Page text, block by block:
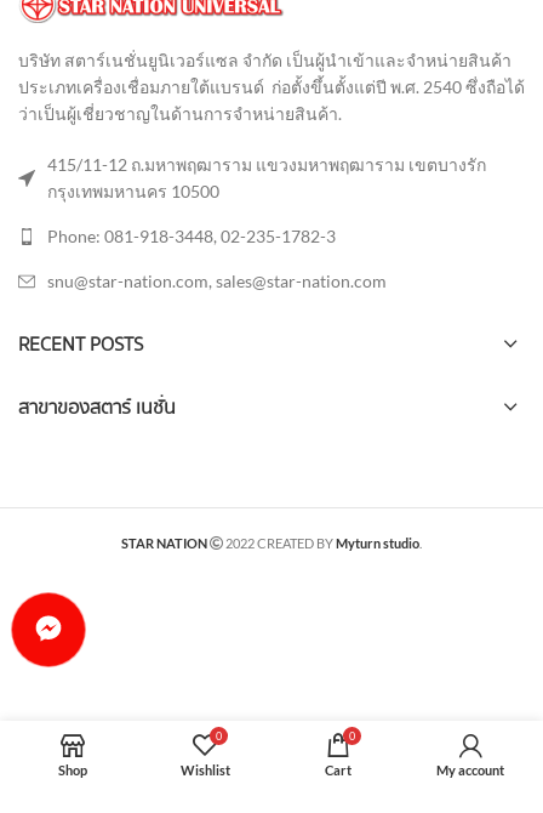
บริษัท สตาร์เนชั่นยูนิเวอร์แซล จำกัด เป็นผู้นำเข้าและจำหน่ายสินค้า
ประเภทเครื่องเชื่อมภายใต้แบรนด์ ก่อตั้งขึ้นตั้งแต่ปี พ.ศ. 2540 ซึ่งถือได้
ว่าเป็นผู้เชี่ยวชาญในด้านการจำหน่ายสินค้า.
415/11-12 ถ.มหาพฤฒาราม แขวงมหาพฤฒาราม เขตบางรัก
กรุงเทพมหานคร 10500
Phone: 081-918-3448, 02-235-1782-3
snu@star-nation.com, sales@star-nation.com
RECENT POSTS
สาขาของสตาร์ เนชั่น
STAR NATION 2022 CREATED BYMyturn studio
Shop
0
Wishlist
0
Cart My account